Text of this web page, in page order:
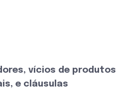
vícios de produtos
e cláusulas